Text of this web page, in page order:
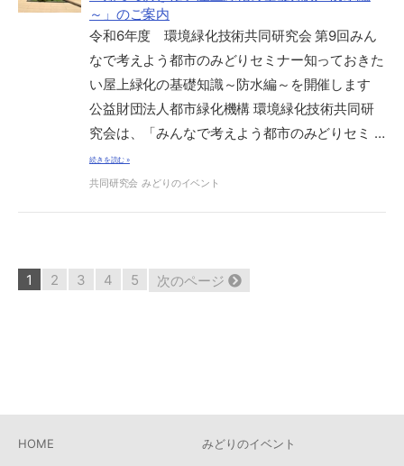
～」のご案内
令和6年度 環境緑化技術共同研究会 第9回みん
なで考えよう都市のみどりセミナー知っておきた
い屋上緑化の基礎知識～防水編～を開催します
公益財団法人都市緑化機構 環境緑化技術共同研
究会は、「みんなで考えよう都市のみどりセミ …
続きを読む »
共同研究会 みどりのイベント
501 2 3 4 5 次のページ
HOME みどりのイベント